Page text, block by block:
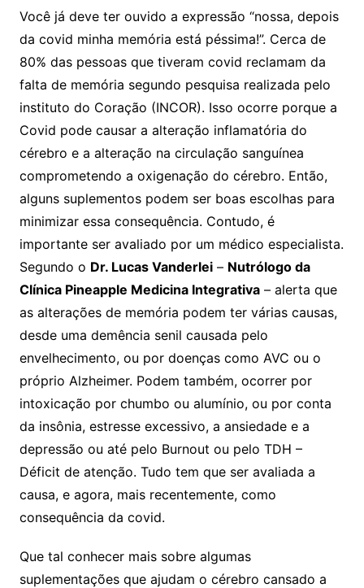
Você já deve ter ouvido a expressão “nossa, depois
da covid minha memória está péssima!”. Cerca de
80% das pessoas que tiveram covid reclamam da
falta de memória segundo pesquisa realizada pelo
instituto do Coração (INCOR). Isso ocorre porque a
Covid pode causar a alteração inflamatória do
cérebro e a alteração na circulação sanguínea
comprometendo a oxigenação do cérebro. Então,
alguns suplementos podem ser boas escolhas para
minimizar essa consequência. Contudo, é
importante ser avaliado por um médico especialista.
Segundo o Dr. Lucas Vanderlei– Nutrólogo da
Clínica Pineapple Medicina Integrativa– alerta que
as alterações de memória podem ter várias causas,
desde uma demência senil causada pelo
envelhecimento, ou por doenças como AVC ou o
próprio Alzheimer. Podem também, ocorrer por
intoxicação por chumbo ou alumínio, ou por conta
da insônia, estresse excessivo, a ansiedade e a
depressão ou até pelo Burnout ou pelo TDH –
Déficit de atenção. Tudo tem que ser avaliada a
causa, e agora, mais recentemente, como
consequência da covid.
Que tal conhecer mais sobre algumas
suplementações que ajudam o cérebro cansado a